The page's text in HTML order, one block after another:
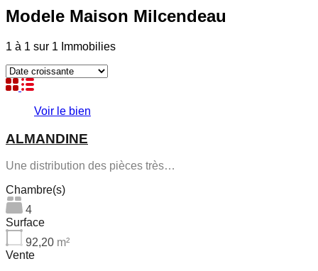
Modele Maison Milcendeau
1 à 1 sur 1 Immobilies
Voir le bien
ALMANDINE
Une distribution des pièces très…
Chambre(s)
4
Surface
92,20 m²
Vente